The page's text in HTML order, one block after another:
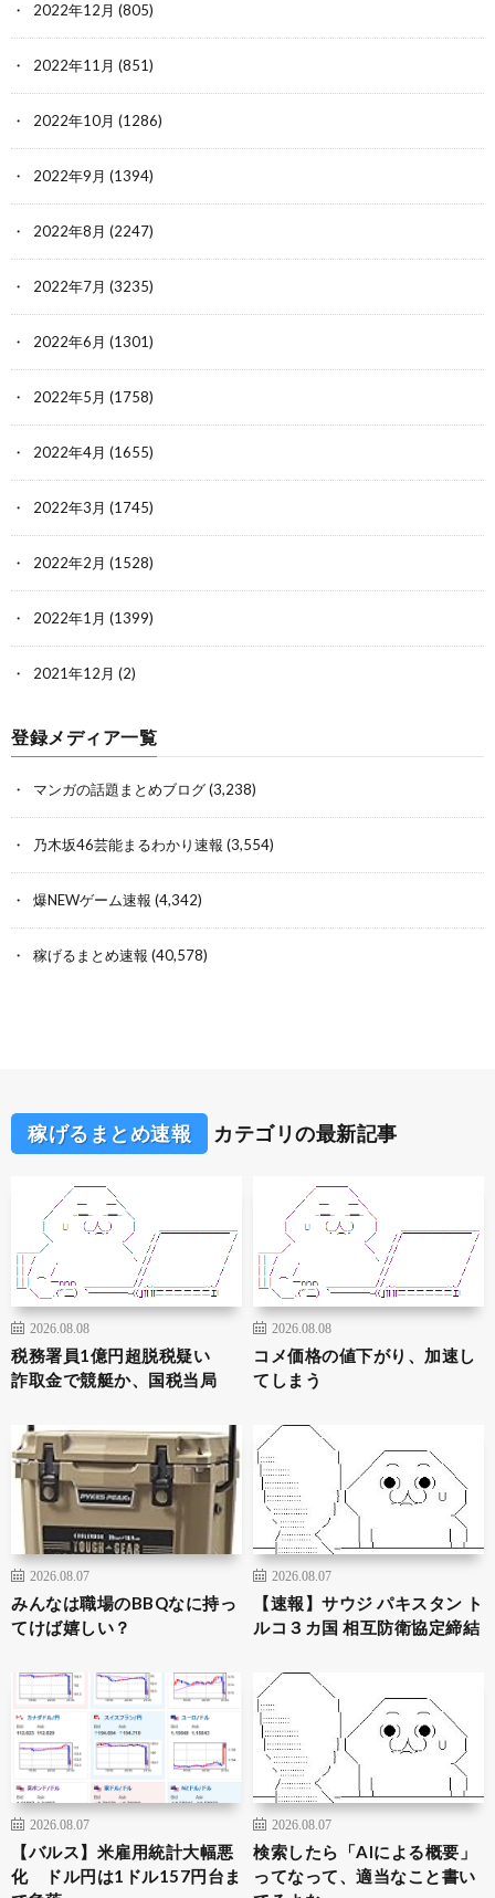
2022年12月 (805)
2022年11月 (851)
2022年10月 (1286)
2022年9月 (1394)
2022年8月 (2247)
2022年7月 (3235)
2022年6月 (1301)
2022年5月 (1758)
2022年4月 (1655)
2022年3月 (1745)
2022年2月 (1528)
2022年1月 (1399)
2021年12月 (2)
登録メディア一覧
マンガの話題まとめブログ(3,238)
乃木坂46芸能まるわかり速報 (3,554)
爆NEWゲーム速報 (4,342)
稼げるまとめ速報 (40,578)
稼げるまとめ速報 カテゴリの最新記事
2026.08.08
税務署員1億円超脱税疑い
詐取金で競艇か、国税当局
2026.08.08
コメ価格の値下がり、加速し
てしまう
2026.08.07
みんなは職場のBBQなに持っ
てけば嬉しい？
2026.08.07
【速報】サウジ パキスタン ト
ルコ３カ国 相互防衛協定締結
2026.08.07
【バルス】米雇用統計大幅悪
化 ドル円は1ドル157円台ま
2026.08.07
検索したら「AIによる概要」
ってなって、適当なこと書い